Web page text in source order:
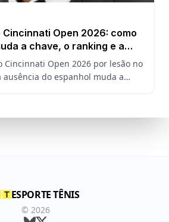
Open 2026: como
a chave, o ranking e a
Cincinnati Open 2026 por lesão no
ausência do espanhol muda a
ESPORTE TÊNIS
© 2026